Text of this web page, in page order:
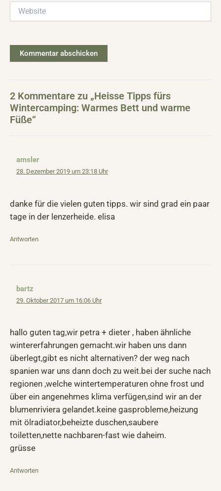
2 Kommentare zu „Heisse Tipps fürs
Wintercamping: Warmes Bett und warme
Füße“
amsler
28. Dezember 2019 um 23:18 Uhr
danke für die vielen guten tipps. wir sind grad ein paar
tage in der lenzerheide. elisa
Antworten
bartz
29. Oktober 2017 um 16:06 Uhr
hallo guten tag,wir petra + dieter , haben ähnliche
wintererfahrungen gemacht.wir haben uns dann
überlegt,gibt es nicht alternativen? der weg nach
spanien war uns dann doch zu weit.bei der suche nach
regionen ,welche wintertemperaturen ohne frost und
über ein angenehmes klima verfügen,sind wir an der
blumenriviera gelandet.keine gasprobleme,heizung
mit ölradiator,beheizte duschen,saubere
toiletten,nette nachbaren-fast wie daheim.
grüsse
Antworten